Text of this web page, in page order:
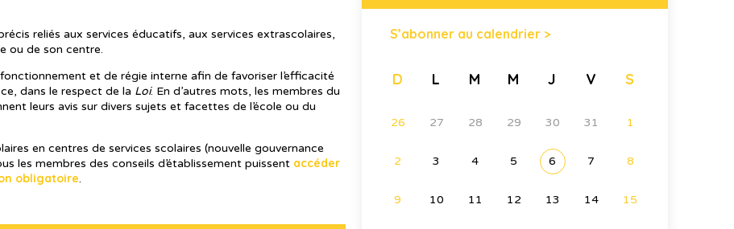
reliés aux services éducatifs, aux services extrascolaires,
ou de son centre.
et de régie interne afin de favoriser l’efficacité
dans le respect de la Loi. En d’autres mots, les membres du
leurs avis sur divers sujets et facettes de l’école ou du
en centres de services scolaires (nouvelle gouvernance
les membres des conseils d’établissement puissent accéder
obligatoire.
S’abonner au calendrier >
D L M M J V S
26 27 28 29 30 31 1
2 3 4 5 6 7 8
9 10 11 12 13 14 15